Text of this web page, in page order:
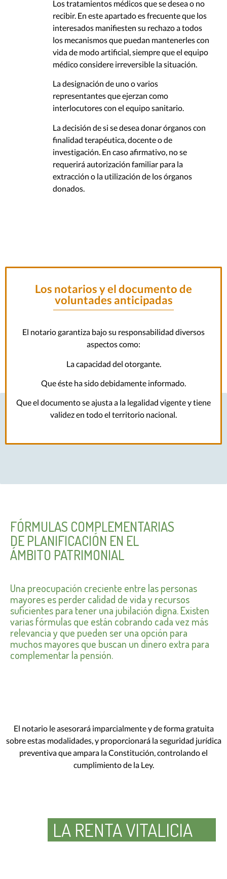
Los tratamientos médicos que se desea o no
recibir. En este apartado es frecuente que los
interesados manifiesten su rechazo a todos
los mecanismos que puedan mantenerles con
vida de modo artificial, siempre que el equipo
médico considere irreversible la situación.
La designación de uno o varios
representantes que ejerzan como
interlocutores con el equipo sanitario.
La decisión de si se desea donar órganos con
finalidad terapéutica, docente o de
investigación. En caso afirmativo, no se
requerirá autorización familiar para la
extracción o la utilización de los órganos
donados.
Los notarios y el documento de
voluntades anticipadas
El notario garantiza bajo su responsabilidad diversos
aspectos como:
La capacidad del otorgante.
Que éste ha sido debidamente informado.
Que el documento se ajusta a la legalidad vigente y tiene
validez en todo el territorio nacional.
FÓRMULAS COMPLEMENTARIAS
DE PLANIFICACIÓN EN EL
ÁMBITO PATRIMONIAL
Una preocupación creciente entre las personas
mayores es perder calidad de vida y recursos
suficientes para tener una jubilación digna. Existen
varias fórmulas que están cobrando cada vez más
relevancia y que pueden ser una opción para
muchos mayores que buscan un dinero extra para
complementar la pensión.
El notario le asesorará imparcialmente y de forma gratuita
sobre estas modalidades, y proporcionará la seguridad jurídica
preventiva que ampara la Constitución, controlando el
cumplimiento de la Ley.
LA RENTA VITALICIA